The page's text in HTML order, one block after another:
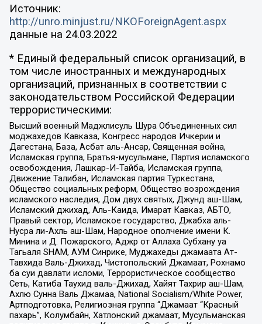
Источник:
http://unro.minjust.ru/NKOForeignAgent.aspx
данные на 24.03.2022
* Единый федеральный список организаций, в
том числе иностранных и международных
организаций, признанных в соответствии с
законодательством Российской Федерации
террористическими:
Высший военный Маджлисуль Шура Объединенных сил
моджахедов Кавказа, Конгресс народов Ичкерии и
Дагестана, База, Асбат аль-Ансар, Священная война,
Исламская группа, Братья-мусульмане, Партия исламского
освобождения, Лашкар-И-Тайба, Исламская группа,
Движение Талибан, Исламская партия Туркестана,
Общество социальных реформ, Общество возрождения
исламского наследия, Дом двух святых, Джунд аш-Шам,
Исламский джихад, Аль-Каида, Имарат Кавказ, АБТО,
Правый сектор, Исламское государство, Джабха аль-
Нусра ли-Ахль аш-Шам, Народное ополчение имени К.
Минина и Д. Пожарского, Аджр от Аллаха Субхану уа
Тагьаля SHAM, АУМ Синрике, Муджахеды джамаата Ат-
Тавхида Валь-Джихад, Чистопольский Джамаат, Рохнамо
ба суи давлати исломи, Террористическое сообщество
Сеть, Катиба Таухид валь-Джихад, Хайят Тахрир аш-Шам,
Ахлю Сунна Валь Джамаа, National Socialism/White Power,
Артподготовка, Религиозная группа “Джамаат “Красный
пахарь”, Колумбайн, Хатлонский джамаат, Мусульманская